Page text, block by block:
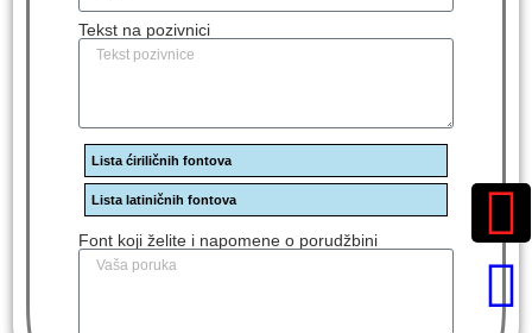
Tekst na pozivnici
Lista ćiriličnih fontova
Lista latiničnih fontova
Font koji želite i napomene o porudžbini